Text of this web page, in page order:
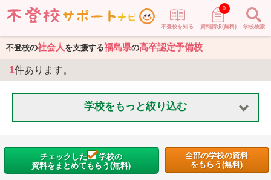
不登校を知る 資料請求(無料)
0
学校検索
不登校の社会人 を支援する福島県の高卒認定予備校
1件あります。
学校をもっと絞り込む
チェックした
学校の
資料をまとめてもらう(無料)
全部の学校の資料
をもらう(無料)